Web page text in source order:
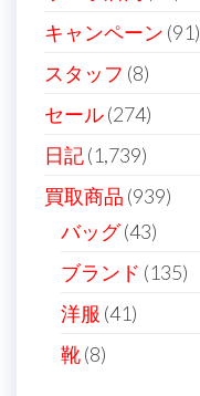
ン
キャンペーン (91)
スタッフ (8)
セール(274)
日記(1,739)
買取商品 (939)
バッグ(43)
ブランド (135)
洋服 (41)
靴(8)